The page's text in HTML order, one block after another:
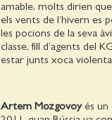
amable, molts dirien
els vents de l’hivern es
les pocions de la seva
classe, fill d’agents del
estar junts xoca
Artem Mozgovoyés un